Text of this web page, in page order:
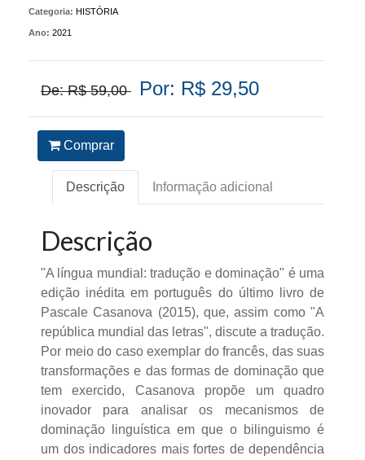
Categoria: HISTÓRIA
Ano: 2021
De: R$ 59,00 Por: R$ 29,50
Comprar
Descrição Informação adicional
Descrição
"A língua mundial: tradução e dominação" é uma
edição inédita em português do último livro de
Pascale Casanova (2015), que, assim como "A
república mundial das letras", discute a tradução.
Por meio do caso exemplar do francês, das suas
transformações e das formas de dominação que
tem exercido, Casanova propõe um quadro
inovador para analisar os mecanismos de
dominação linguística em que o bilinguismo é
um dos indicadores mais fortes de dependência